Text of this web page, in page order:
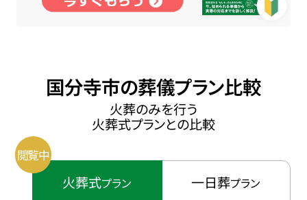
国分寺市の葬儀プラン比較
火葬のみを行う
火葬式プランとの比較
火葬式プラン 一日葬プラン